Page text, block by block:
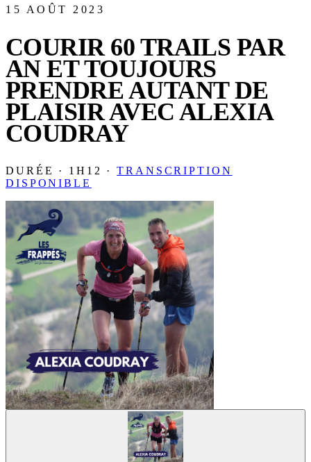
15 AOÛT 2023
COURIR 60 TRAILS PAR
AN ET TOUJOURS
PRENDRE AUTANT DE
PLAISIR AVEC ALEXIA
COUDRAY
DURÉE · 1H12 ·TRANSCRIPTION
DISPONIBLE